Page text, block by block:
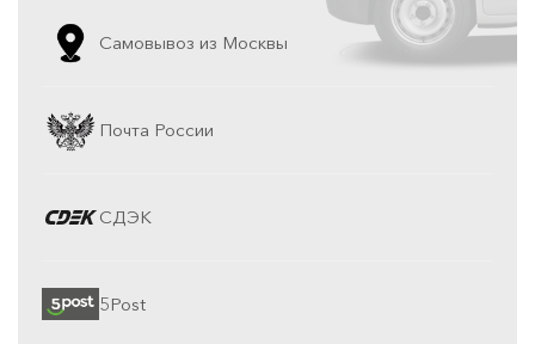
Самовывоз из Москвы
Почта России
СДЭК
5Post